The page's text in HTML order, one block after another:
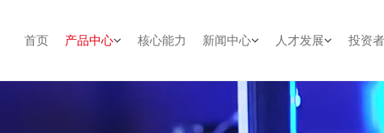
首页 产品中心 核心能力 新闻中心 人才发展 投资